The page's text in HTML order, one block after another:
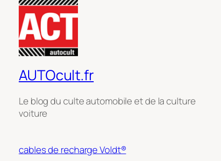
AUTOcult.fr
Le blog du culte automobile et de la culture
voiture
cables de recharge Voldt®